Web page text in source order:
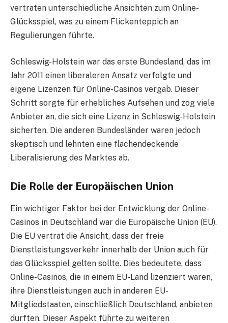
vertraten unterschiedliche Ansichten zum Online-
Glücksspiel, was zu einem Flickenteppich an
Regulierungen führte.
Schleswig-Holstein war das erste Bundesland, das im
Jahr 2011 einen liberaleren Ansatz verfolgte und
eigene Lizenzen für Online-Casinos vergab. Dieser
Schritt sorgte für erhebliches Aufsehen und zog viele
Anbieter an, die sich eine Lizenz in Schleswig-Holstein
sicherten. Die anderen Bundesländer waren jedoch
skeptisch und lehnten eine flächendeckende
Liberalisierung des Marktes ab.
Die Rolle der Europäischen Union
Ein wichtiger Faktor bei der Entwicklung der Online-
Casinos in Deutschland war die Europäische Union (EU).
Die EU vertrat die Ansicht, dass der freie
Dienstleistungsverkehr innerhalb der Union auch für
das Glücksspiel gelten sollte. Dies bedeutete, dass
Online-Casinos, die in einem EU-Land lizenziert waren,
ihre Dienstleistungen auch in anderen EU-
Mitgliedstaaten, einschließlich Deutschland, anbieten
durften. Dieser Aspekt führte zu weiteren